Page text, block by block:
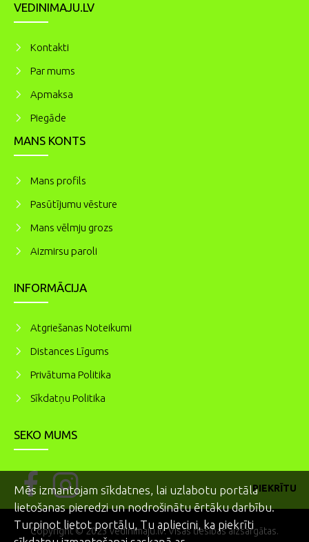
VEDINIMAJU.LV
Kontakti
Par mums
Apmaksa
Piegāde
MANS KONTS
Mans profils
Pasūtījumu vēsture
Mans vēlmju grozs
Aizmirsu paroli
INFORMĀCIJA
Atgriešanas Noteikumi
Distances Līgums
Privātuma Politika
Sīkdatņu Politika
SEKO MUMS
Copyright © 2023 vedinimaju.lv. Visas tiesības aizsargātas.
PIEKRĪTU
Mēs izmantojam sīkdatnes, lai uzlabotu portāla
lietošanas pieredzi un nodrošinātu ērtāku darbību.
Turpinot lietot portālu, Tu apliecini, ka piekrīti